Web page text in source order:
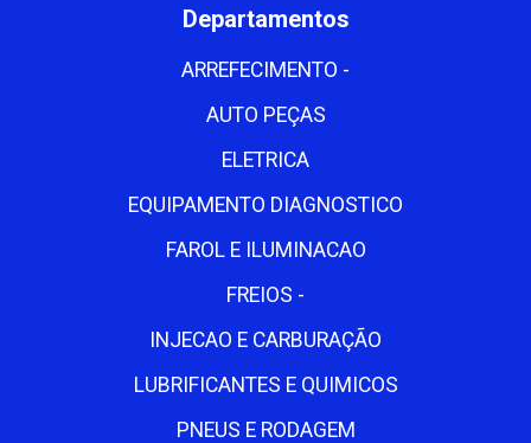
Departamentos
ARREFECIMENTO -
AUTO PEÇAS
ELETRICA
EQUIPAMENTO DIAGNOSTICO
FAROL E ILUMINACAO
FREIOS -
INJECAO E CARBURAÇÃO
LUBRIFICANTES E QUIMICOS
PNEUS E RODAGEM